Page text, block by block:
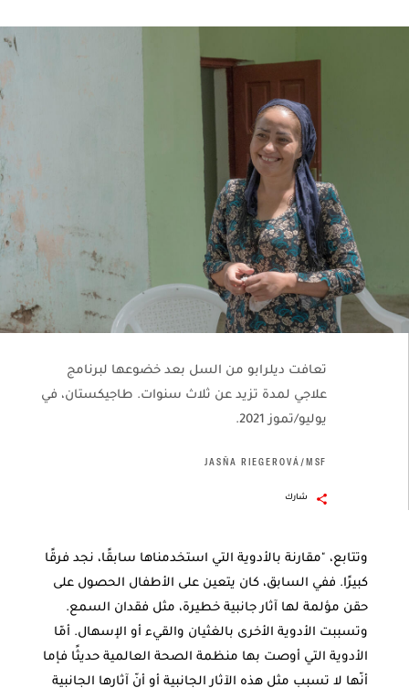
تعافت ديلرابو من السل بعد خضوعها لبرنامج
علاجي لمدة تزيد عن ثلاث سنوات. طاجيكستان، في
يوليو/تموز 2021.
JASŇA RIEGEROVÁ/MSF
شارك
وتتابع، "مقارنة بالأدوية التي استخدمناها سابقًا، نجد فرقًا
كبيرًا. ففي السابق، كان يتعين على الأطفال الحصول على
حقن مؤلمة لها آثار جانبية خطيرة، مثل فقدان السمع.
وتسببت الأدوية الأخرى بالغثيان والقيء أو الإسهال. أمّا
الأدوية التي أوصت بها منظمة الصحة العالمية حديثًا فإما
أنّها لا تسبب مثل هذه الآثار الجانبية أو أنّ آثارها الجانبية